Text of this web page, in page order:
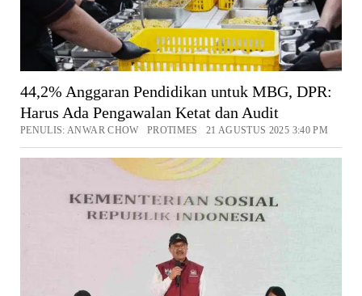
44,2% Anggaran Pendidikan untuk MBG, DPR:
Harus Ada Pengawalan Ketat dan Audit
PENULIS: ANWAR CHOW PROTIMES 21 AGUSTUS 2025 3:40 PM